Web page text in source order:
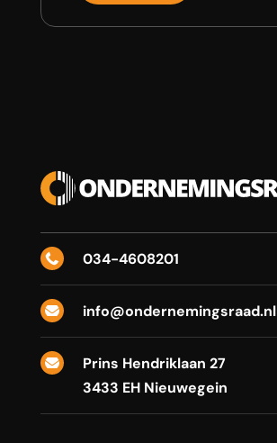
 034-4608201
 info@ondernemingsraad.nl

Prins Hendriklaan 27
3433 EH Nieuwegein